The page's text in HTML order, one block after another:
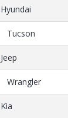
Hyundai
Tucson
Jeep
Wrangler
Kia